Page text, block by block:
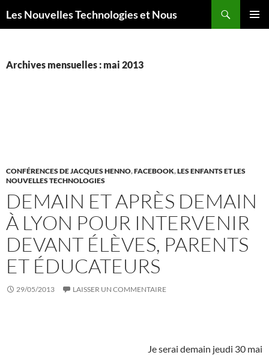
auLes Nouvelles Technologies et Nous
Archives mensuelles : mai 2013
CONFÉRENCES DE JACQUES HENNO,FACEBOOK,LES ENFANTS ET LES
NOUVELLES TECHNOLOGIES
DEMAIN ET APRÈS DEMAIN
À LYON POUR INTERVENIR
DEVANT ÉLÈVES, PARENTS
ET ÉDUCATEURS
29/05/2013 LAISSER UN COMMENTAIRE
Je serai demain jeudi 30 mai